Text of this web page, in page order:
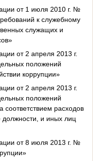
от 1 июля 2010 г. №
к служебному
служащих и
от 2 апреля 2013 г.
положений
коррупции»
от 2 апреля 2013 г.
положений
соответствием расходов
и иных лиц
от 8 июля 2013 г. №